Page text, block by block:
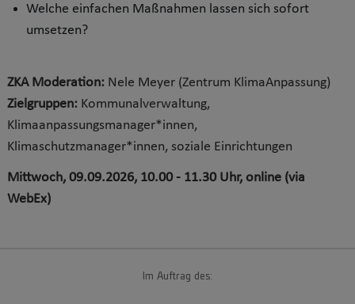
Welche einfachen Maßnahmen lassen sich sofort
umsetzen?
ZKA Moderation: Nele Meyer (Zentrum KlimaAnpassung)
Zielgruppen: Kommunalverwaltung,
Klimaanpassungsmanager*innen,
Klimaschutzmanager*innen, soziale Einrichtungen
Mittwoch, 09.09.2026, 10.00 - 11.30 Uhr, online (via
WebEx)
Im Auftrag des: